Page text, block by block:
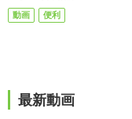
動画 便利
最新動画